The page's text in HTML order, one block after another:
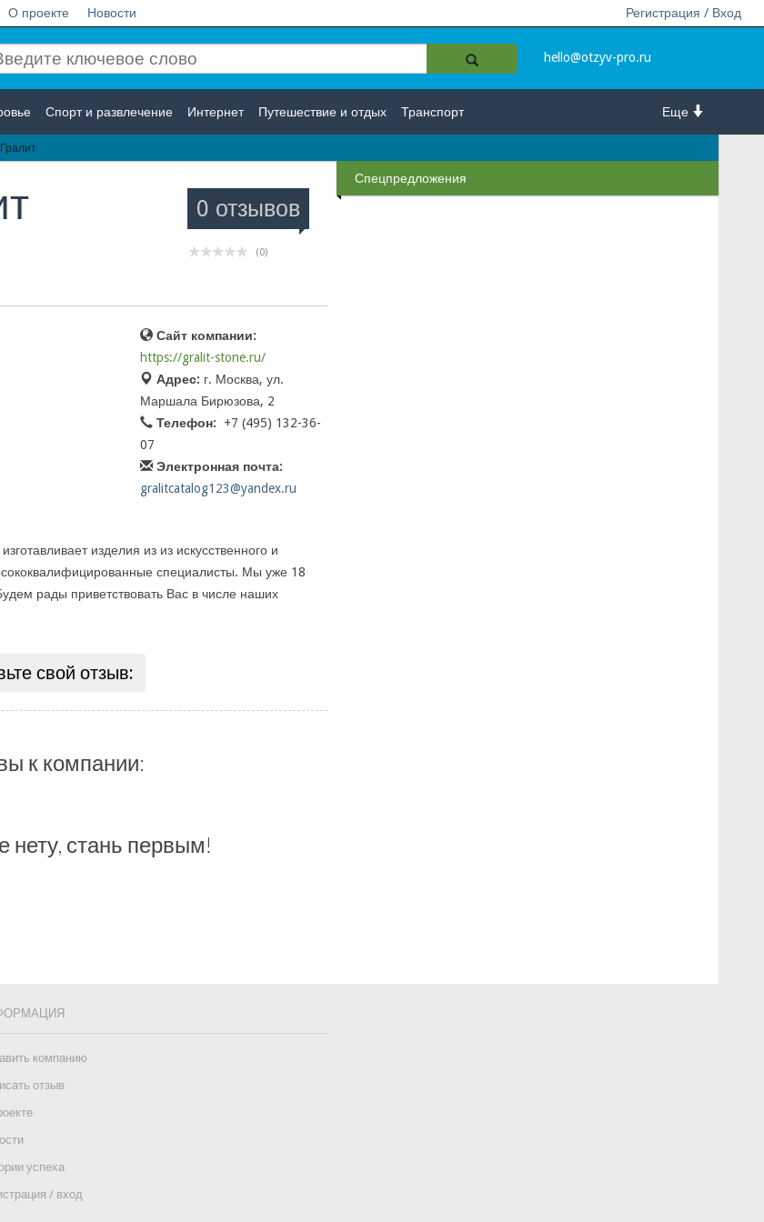
О проекте Новости Регистрация / Вход
hello@otzyv-pro.ru
Еще
Спорт и развлечение Интернет Путешествие и отдых Транспорт
0 отзывов
(0)
Сайт компании:
https://gralit-stone.ru/
Адрес: г. Москва, ул.
Маршала Бирюзова, 2
Телефон:
+7 (495) 132-36-
07
Электронная почта:
gralitcatalog123@yandex.ru
изделия из из искусственного и
специалисты. Мы уже 18
рады приветствовать Вас в числе наших
свой отзыв:
к компании:
стань первым!
Спецпредложения
компанию
отзыв
успеха
/ вход